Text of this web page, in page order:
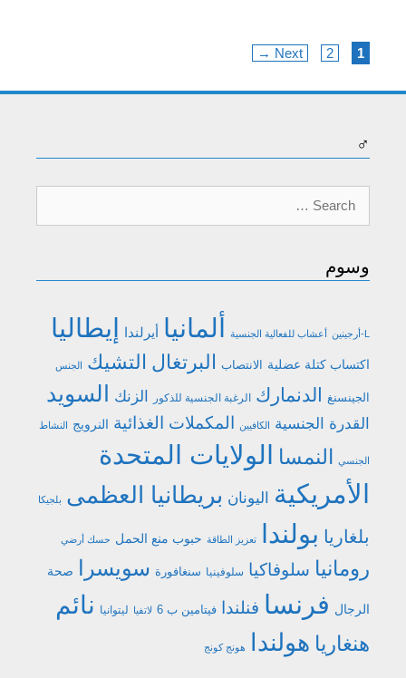
Page1
Page
2
Next
→
♂
Search
وسوم
L-أرجينين أعشاب للفعالية الجنسية ألمانيا أيرلندا إيطاليا
اكتساب كتلة عضلية الانتصاب البرتغال التشيك الجنس
الجينسنغ الدنمارك الرغبة الجنسية للذكور الزنك السويد
القدرة الجنسية الكافيين المكملات الغذائية النرويج النشاط
الجنسي النمسا
الولايات المتحدة
الأمريكية
اليونان بريطانيا العظمى بلجيكا
بلغاريا بولندا تعزيز الطاقة حبوب منع الحمل حسك أرضي
رومانيا سلوفاكيا سلوفينيا سنغافورة سويسرا صحة
الرجال فرنسا فنلندا فيتامين ب 6 لاتفيا ليتوانيا نائم
هنغاريا هولندا هونج كونج